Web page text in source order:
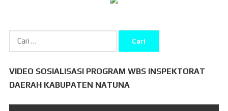
Cari
untuk:
VIDEO SOSIALISASI PROGRAM WBS INSPEKTORAT
DAERAH KABUPATEN NATUNA